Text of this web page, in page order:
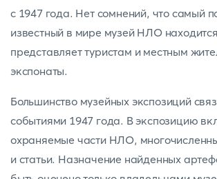
с 1947 года. Нет сомнений, что самый
известный в мире музей НЛО
представляет туристам и местным
экспонаты.
Большинство музейных экспозиций
событиями 1947 года. В экспозицию
охраняемые части НЛО,
и статьи. Назначение найденных